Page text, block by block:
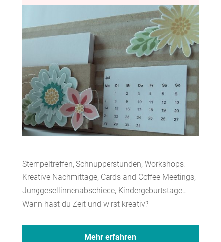
Stempeltreffen, Schnupperstunden, Workshops,
Kreative Nachmittage, Cards and Coffee Meetings,
Junggesellinnenabschiede, Kindergeburtstage…
Wann hast du Zeit und wirst kreativ?
Mehr erfahren